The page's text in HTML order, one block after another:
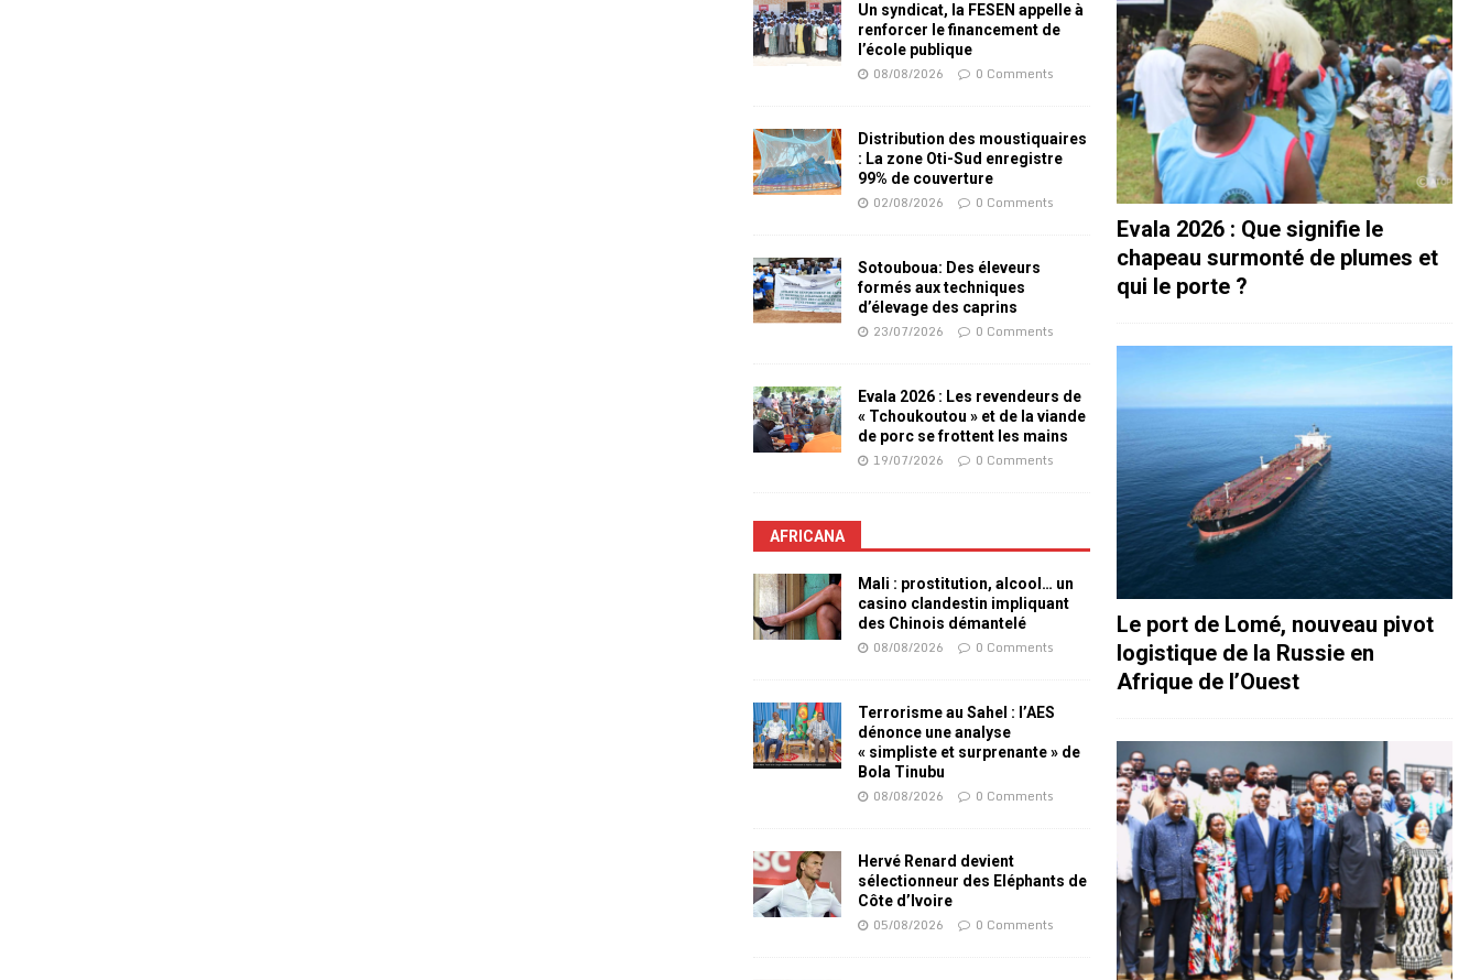
Un syndicat, la FESEN appelle à
renforcer le financement de
l’école publique
08/08/2026 0 Comments
Distribution des moustiquaires
: La zone Oti-Sud enregistre
99% de couverture
02/08/2026 0 Comments
Sotouboua: Des éleveurs
formés aux techniques
d’élevage des caprins
23/07/2026 0 Comments
Evala 2026 : Les revendeurs de
« Tchoukoutou » et de la viande
de porc se frottent les mains
19/07/2026 0 Comments
AFRICANA
Mali : prostitution, alcool… un
casino clandestin impliquant
des Chinois démantelé
08/08/2026 0 Comments
Terrorisme au Sahel : l’AES
dénonce une analyse
« simpliste et surprenante » de
Bola Tinubu
08/08/2026 0 Comments
Hervé Renard devient
sélectionneur des Eléphants de
Côte d’Ivoire
05/08/2026 0 Comments
Evala 2026 : Que signifie le
chapeau surmonté de plumes et
qui le porte ?
Le port de Lomé, nouveau pivot
logistique de la Russie en
Afrique de l’Ouest